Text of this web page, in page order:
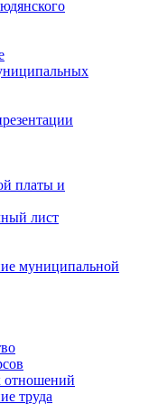
платы и
лист
муниципальной
отношений
труда